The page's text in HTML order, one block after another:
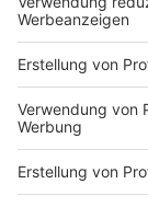
Gibt es
machen
schützen?
Anzeige
"Ich würde